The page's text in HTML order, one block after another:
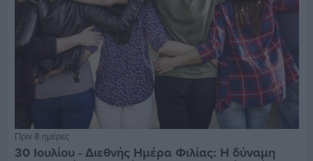
Πριν 8 ημέρες
30 Ιουλίου - Διεθνής Ημέρα Φιλίας: Η δύναμη